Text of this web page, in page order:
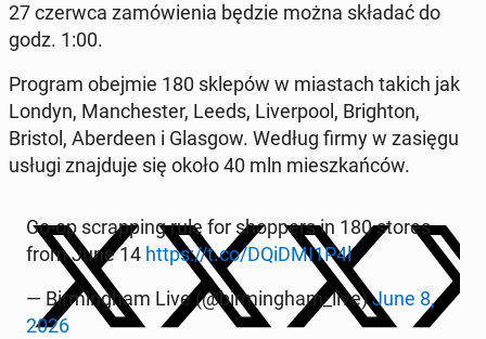
27 czerwca za­mó­wie­nia będzie można składać do
godz. 1:00.
Program obejmie 180 sklepów w mia­stach takich jak
Londyn, Man­che­ster, Leeds, Li­ver­po­ol, Bri­gh­ton,
Bristol, Aber­de­en i Glasgow. Według firmy w zasięgu
usługi znaj­du­je się około 40 mln miesz­kań­ców.
Co-op scrap­ping rule for shop­pers in 180 stores
from June 14 https://t.co/DQiDMI1P4l
— Bir­ming­ham Live (@bir­ming­ham_live)June 8,
2026